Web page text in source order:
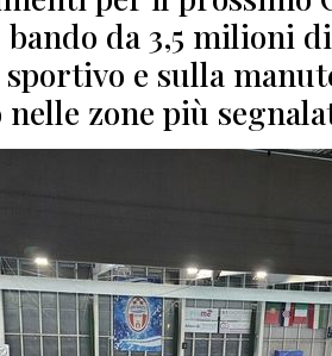
da 3,5 milioni
e sulla
zone più